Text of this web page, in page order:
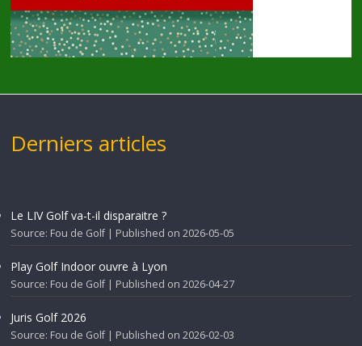
Derniers articles
Le LIV Golf va-t-il disparaitre ?
Source: Fou de Golf Published on 2026-05-05
Play Golf Indoor ouvre à Lyon
Source: Fou de Golf Published on 2026-04-27
Juris Golf 2026
Source: Fou de Golf Published on 2026-02-03